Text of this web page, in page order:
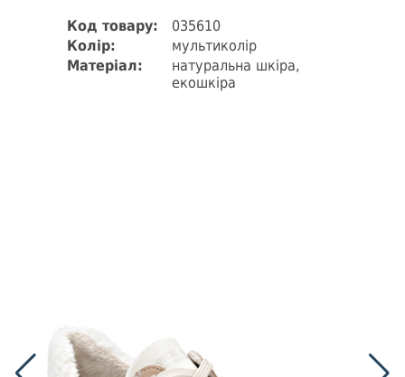
Код товару:
035610
Колір:
мультиколір
Матеріал:
натуральна шкіра,
екошкіра